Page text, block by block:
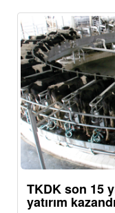
TKDK son 15
yatırım